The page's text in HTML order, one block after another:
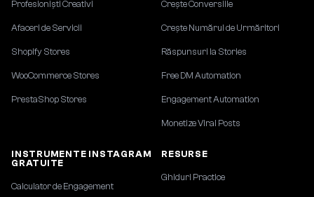
Profesioniști Creativi
Afaceri de Servicii
Shopify Stores
WooCommerce Stores
PrestaShop Stores
Crește Conversiile
Crește Numărul de Urmăritori
Răspunsuri la Stories
Free DM Automation
Engagement Automation
Monetize Viral Posts
INSTRUMENTE INSTAGRAM
GRATUITE
Calculator de Engagement
RESURSE
Ghiduri Practice